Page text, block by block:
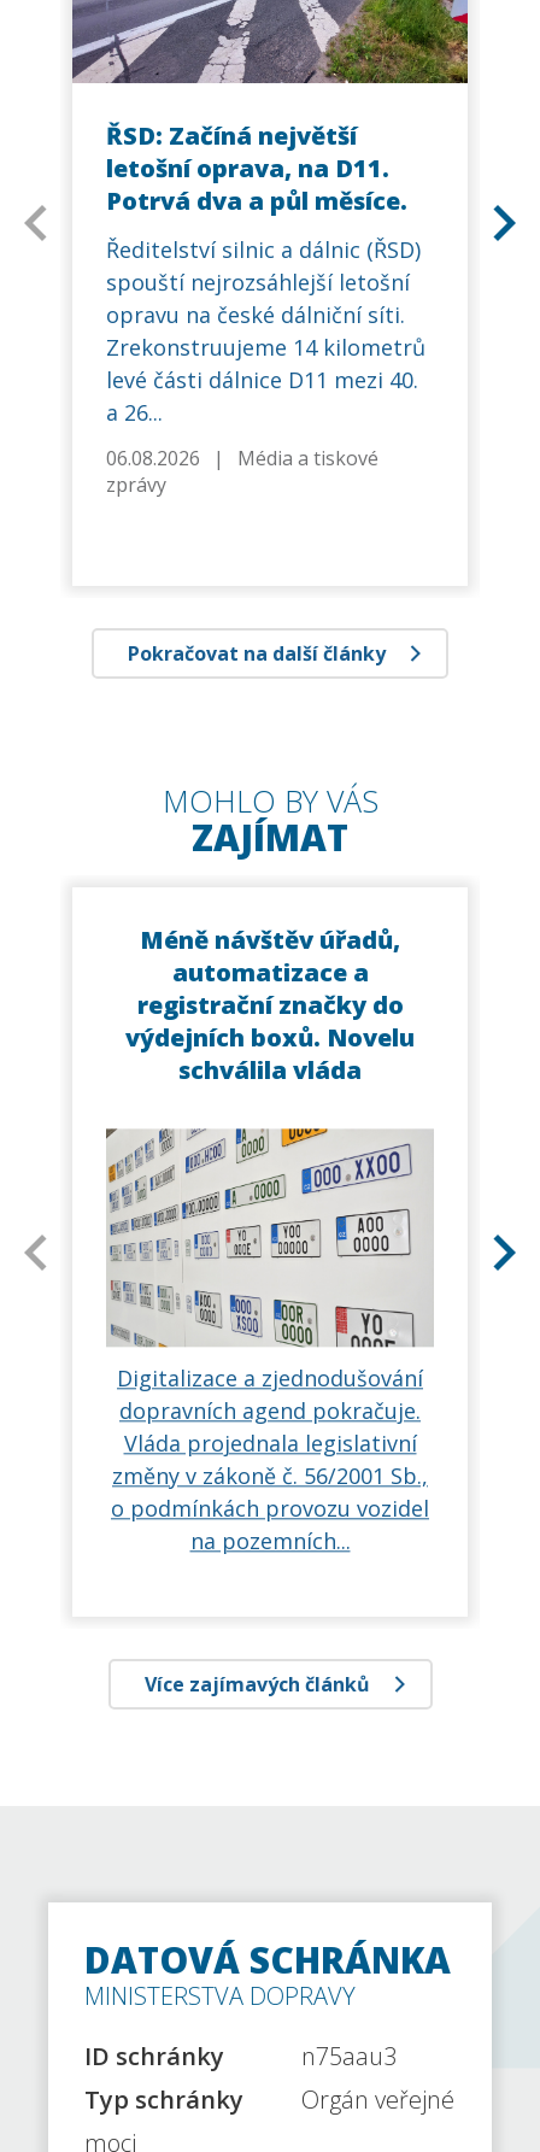
ŘSD: Začíná největší
letošní oprava, na D11.
Potrvá dva a půl měsíce.
Ředitelství silnic a dálnic (ŘSD)
spouští nejrozsáhlejší letošní
opravu na české dálniční síti.
Zrekonstruujeme 14 kilometrů
levé části dálnice D11 mezi 40.
a 26...
06.08.2026 |
Média a tiskové
zprávy
Pokračovat na další články
MOHLO BY VÁS
ZAJÍMAT
Méně návštěv úřadů,
automatizace a
registrační značky do
výdejních boxů. Novelu
schválila vláda
Digitalizace a zjednodušování
dopravních agend pokračuje.
Vláda projednala legislativní
změny v zákoně č. 56/2001 Sb.,
o podmínkách provozu vozidel
na pozemních...
Více zajímavých článků
DATOVÁ SCHRÁNKA
MINISTERSTVA DOPRAVY
ID schránky
n75aau3
Typ schránky
Orgán veřejné
moci